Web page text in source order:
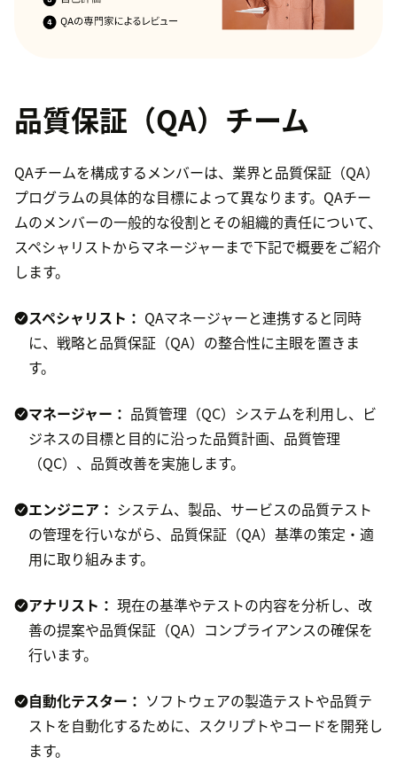
品質保証（QA）チーム
QAチームを構成するメンバーは、業界と品質保証（QA）
プログラムの具体的な目標によって異なります。QAチー
ムのメンバーの一般的な役割とその組織的責任について、
スペシャリストからマネージャーまで下記で概要をご紹介
します。
スペシャリスト： QAマネージャーと連携すると同時
に、戦略と品質保証（QA）の整合性に主眼を置きま
す。
マネージャー： 品質管理（QC）システムを利用し、ビ
ジネスの目標と目的に沿った品質計画、品質管理
（QC）、品質改善を実施します。
エンジニア： システム、製品、サービスの品質テスト
の管理を行いながら、品質保証（QA）基準の策定・適
用に取り組みます。
アナリスト： 現在の基準やテストの内容を分析し、改
善の提案や品質保証（QA）コンプライアンスの確保を
行います。
自動化テスター： ソフトウェアの製造テストや品質テ
ストを自動化するために、スクリプトやコードを開発し
ます。